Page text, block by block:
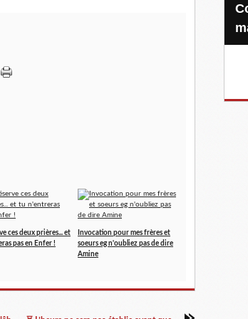
ces deux prières... et
pas en Enfer !
Invocation pour mes frères et
soeurs eg n'oubliez pas de dire
Amine
Confiez-nous votre Zakat-al-